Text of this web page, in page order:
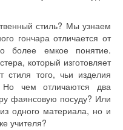
стиль? Мы узнаем
гончара отличается от
более емкое понятие.
который изготовляет
того, чьи изделия
Но чем отличаются два
фаянсовую посуду? Или
одного материала, но и
учителя?